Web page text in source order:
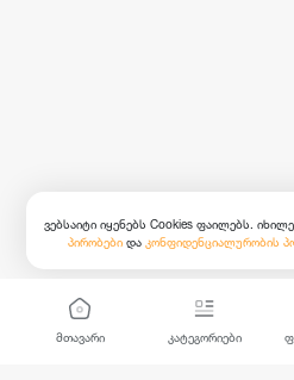
მთავარი კატეგორიები
ვებსაიტი იყენებს Cookies ფაილებს.
პირობები და კონფიდენციალურობის